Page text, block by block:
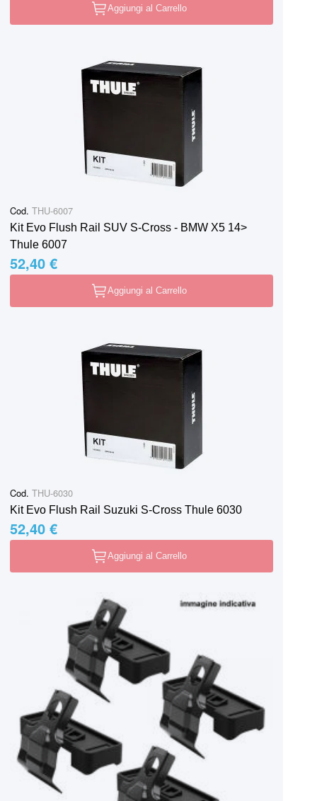
Aggiungi al Carrello
Cod. THU-6007
Kit Evo Flush Rail SUV S-Cross - BMW X5 14>
Thule 6007
52,40 €
Aggiungi al Carrello
Cod. THU-6030
Kit Evo Flush Rail Suzuki S-Cross Thule 6030
52,40 €
Aggiungi al Carrello